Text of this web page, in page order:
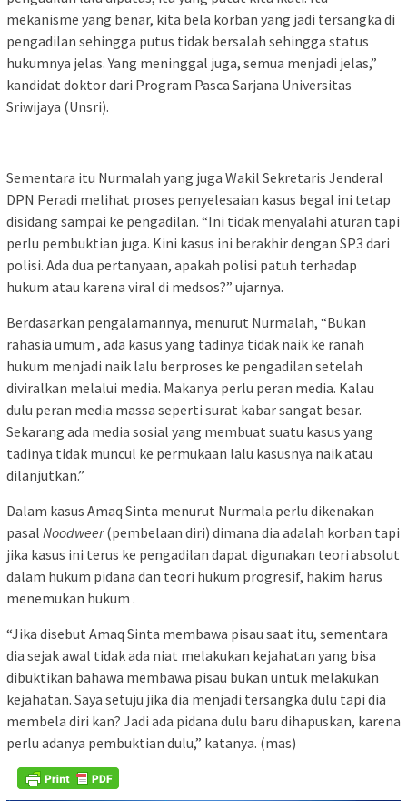
mekanisme yang benar, kita bela korban yang jadi tersangka di
pengadilan sehingga putus tidak bersalah sehingga status
hukumnya jelas. Yang meninggal juga, semua menjadi jelas,”
kandidat doktor dari Program Pasca Sarjana Universitas
Sriwijaya (Unsri).
Sementara itu Nurmalah yang juga Wakil Sekretaris Jenderal
DPN Peradi melihat proses penyelesaian kasus begal ini tetap
disidang sampai ke pengadilan. “Ini tidak menyalahi aturan tapi
perlu pembuktian juga. Kini kasus ini berakhir dengan SP3 dari
polisi. Ada dua pertanyaan, apakah polisi patuh terhadap
hukum atau karena viral di medsos?” ujarnya.
Berdasarkan pengalamannya, menurut Nurmalah, “Bukan
rahasia umum , ada kasus yang tadinya tidak naik ke ranah
hukum menjadi naik lalu berproses ke pengadilan setelah
diviralkan melalui media. Makanya perlu peran media. Kalau
dulu peran media massa seperti surat kabar sangat besar.
Sekarang ada media sosial yang membuat suatu kasus yang
tadinya tidak muncul ke permukaan lalu kasusnya naik atau
dilanjutkan.”
Dalam kasus Amaq Sinta menurut Nurmala perlu dikenakan
pasal Noodweer(pembelaan diri) dimana dia adalah korban tapi
jika kasus ini terus ke pengadilan dapat digunakan teori absolut
dalam hukum pidana dan teori hukum progresif, hakim harus
menemukan hukum .
“Jika disebut Amaq Sinta membawa pisau saat itu, sementara
dia sejak awal tidak ada niat melakukan kejahatan yang bisa
dibuktikan bahawa membawa pisau bukan untuk melakukan
kejahatan. Saya setuju jika dia menjadi tersangka dulu tapi dia
membela diri kan? Jadi ada pidana dulu baru dihapuskan, karena
perlu adanya pembuktian dulu,” katanya. (mas)